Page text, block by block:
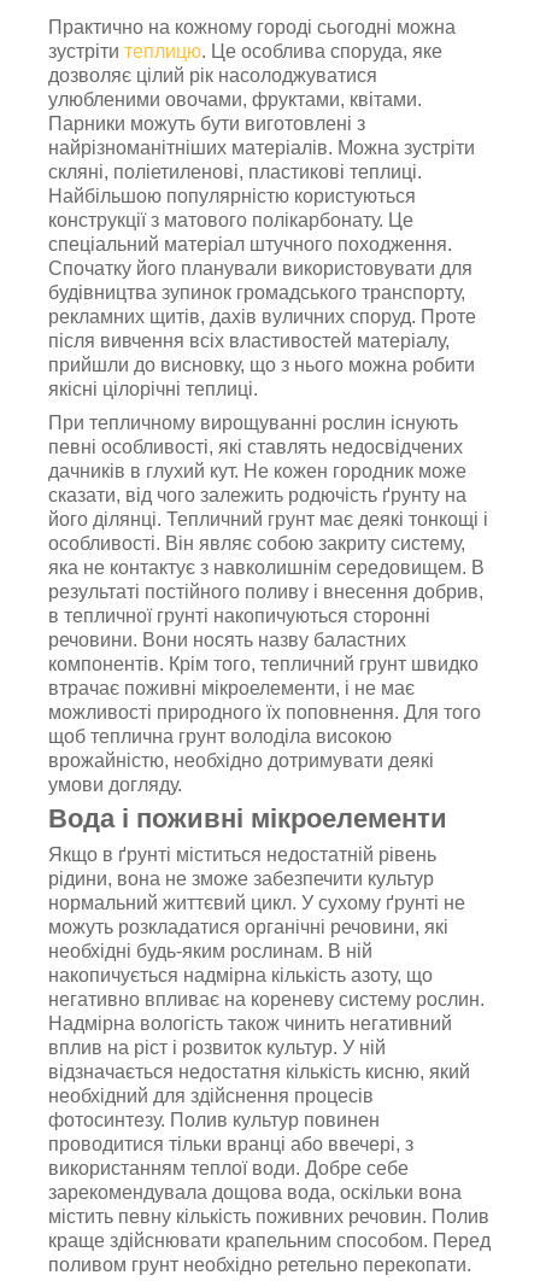
Практично на кожному городі сьогодні можна
зустріти теплицю. Це особлива споруда, яке
дозволяє цілий рік насолоджуватися
улюбленими овочами, фруктами, квітами.
Парники можуть бути виготовлені з
найрізноманітніших матеріалів. Можна зустріти
скляні, поліетиленові, пластикові теплиці.
Найбільшою популярністю користуються
конструкції з матового полікарбонату. Це
спеціальний матеріал штучного походження.
Спочатку його планували використовувати для
будівництва зупинок громадського транспорту,
рекламних щитів, дахів вуличних споруд. Проте
після вивчення всіх властивостей матеріалу,
прийшли до висновку, що з нього можна робити
якісні цілорічні теплиці.
При тепличному вирощуванні рослин існують
певні особливості, які ставлять недосвідчених
дачників в глухий кут. Не кожен городник може
сказати, від чого залежить родючість ґрунту на
його ділянці. Тепличний грунт має деякі тонкощі і
особливості. Він являє собою закриту систему,
яка не контактує з навколишнім середовищем. В
результаті постійного поливу і внесення добрив,
в тепличної грунті накопичуються сторонні
речовини. Вони носять назву баластних
компонентів. Крім того, тепличний грунт швидко
втрачає поживні мікроелементи, і не має
можливості природного їх поповнення. Для того
щоб теплична грунт володіла високою
врожайністю, необхідно дотримувати деякі
умови догляду.
Вода і поживні мікроелементи
Якщо в ґрунті міститься недостатній рівень
рідини, вона не зможе забезпечити культур
нормальний життєвий цикл. У сухому ґрунті не
можуть розкладатися органічні речовини, які
необхідні будь-яким рослинам. В ній
накопичується надмірна кількість азоту, що
негативно впливає на кореневу систему рослин.
Надмірна вологість також чинить негативний
вплив на ріст і розвиток культур. У ній
відзначається недостатня кількість кисню, який
необхідний для здійснення процесів
фотосинтезу. Полив культур повинен
проводитися тільки вранці або ввечері, з
використанням теплої води. Добре себе
зарекомендувала дощова вода, оскільки вона
містить певну кількість поживних речовин. Полив
краще здійснювати крапельним способом. Перед
поливом грунт необхідно ретельно перекопати.